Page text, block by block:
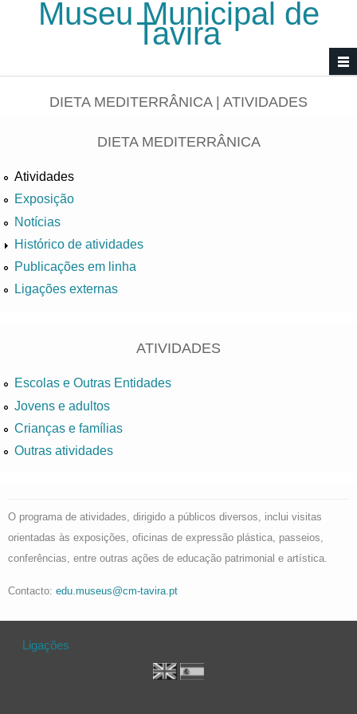
Passar para o conteúdo principal
Museu Municipal de
Tavira
DIETA MEDITERRÂNICA | ATIVIDADES
DIETA MEDITERRÂNICA
Atividades
Exposição
Notícias
Histórico de atividades
Publicações em linha
Ligações externas
ATIVIDADES
Escolas e Outras Entidades
Jovens e adultos
Crianças e famílias
Outras atividades
O programa de atividades, dirigido a públicos diversos, inclui visitas
orientadas às exposições, oficinas de expressão plástica, passeios,
conferências, entre outras ações de educação patrimonial e artística.
Contacto: edu.museus@cm-tavira.pt
Ligações